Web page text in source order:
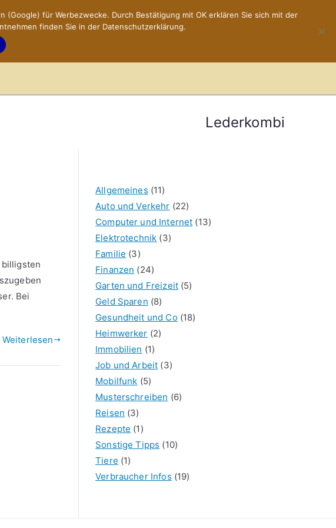
Lederkombi
Bei
Weiterlesen
Allgemeines (11)
Auto und Verkehr (22)
Computer und Internet (13)
Elektrotechnik (3)
Familie (3)
Finanzen (24)
Garten und Freizeit(5)
Geld Sparen (8)
Gesundheit und Co(18)
Heimwerker (2)
Immobilien (1)
Job und Arbeit (3)
Mobilfunk (5)
Musterschreiben (6)
Reisen (3)
Rezepte (1)
Sonstige Tipps (10)
Tiere (1)
Verbraucher Infos (19)
für Werbezwecke. Durch Bestätigung mit OK erklären Sie sich mit der
finden Sie in der Datenschutzerklärung.